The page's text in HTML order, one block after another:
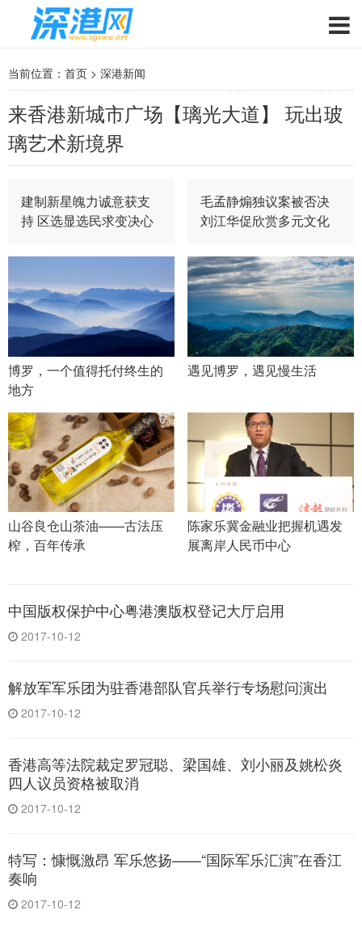
当前位置： 首页 > 深港新闻
来香港新城市广场【璃光大道】 玩出玻
璃艺术新境界
建制新星魄力诚意获支
持 区选显选民求变决心
毛孟静煽独议案被否决
刘江华促欣赏多元文化
博罗，一个值得托付终生的
地方
遇见博罗，遇见慢生活
山谷良仓山茶油——古法压
榨，百年传承
陈家乐冀金融业把握机遇发
展离岸人民币中心
中国版权保护中心粤港澳版权登记大厅启用
2017-10-12
解放军军乐团为驻香港部队官兵举行专场慰问演出
2017-10-12
香港高等法院裁定罗冠聪、梁国雄、刘小丽及姚松炎
四人议员资格被取消
2017-10-12
特写：慷慨激昂 军乐悠扬——“国际军乐汇演”在香江
奏响
2017-10-12